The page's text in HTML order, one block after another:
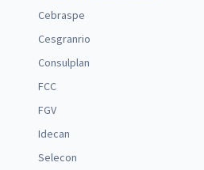
Cebraspe
Cesgranrio
Consulplan
FCC
FGV
Idecan
Selecon